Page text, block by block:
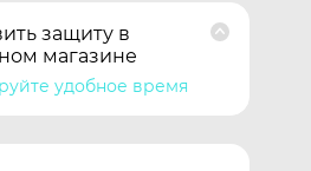
защиту в
магазине
удобное время